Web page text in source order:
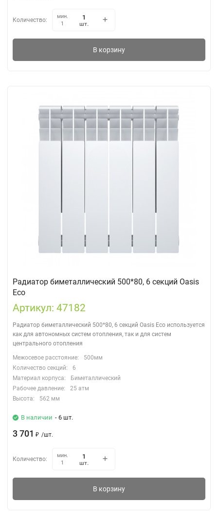
Количество:
мин.
1
шт.
В корзину
Радиатор биметаллический 500*80, 6 секций Oasis
Eco
Артикул: 47182
Радиатор биметаллический 500*80, 6 секций Oasis Eco используется
как для автономных систем отопления, так и для систем
центрального отопления
Межосевое расстояние:
500мм
Количество секций:
6
Материал корпуса:
Биметаллический
Рабочее давление:
25 атм
Высота:
562 мм
В наличии - 6 шт.
3 701 ₽ /шт.
Количество:
мин.
1
шт.
В корзину